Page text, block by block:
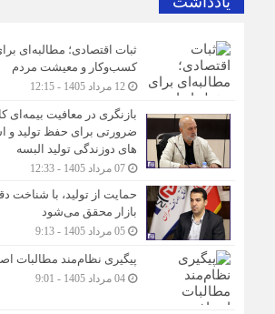
ثبات اقتصادی؛ مطالبه‌ای
کسب‌وکار و معیشت مردم
12 مرداد 1405 - 12:15
بازنگری در معافیت بیمه‌ای
ضرورتی برای حفظ تولید و
های دوزندگی تولید البسه
07 مرداد 1405 - 12:33
حمایت از تولید، با شناخت
بازار محقق می‌شود
05 مرداد 1405 - 9:13
پیگیری نظام‌مند مطالبات
04 مرداد 1405 - 9:01